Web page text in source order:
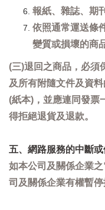
報紙、雜誌、期
依照通常運送條
變質或損壞的商
(三)退回之商品，必須
及所有附隨文件及資
(紙本)，並應連同發票
得拒絕退貨及退款。
五、網路服務的中斷或
如本公司及關係企業
司及關係企業有權暫